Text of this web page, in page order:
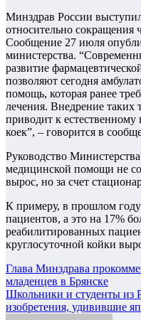
Минздрав России
относительно сокращения
Сообщение 27 июля
министерства.
развитие
позволяют сегодня
помощь, которая ранее
лечения. Внедрение таких
приводит к
коек”, – говорится в
Руководство
медицинской помощи не
вырос, но за счет
К примеру, в прошлом
пациентов, а это на 17%
реабилитированных
круглосуточной койки
Навигация
по
записям
Глава Минздрава
младенцев в Брянске
Школьники и студенты из
изобретения, удивившие